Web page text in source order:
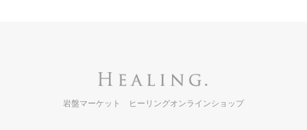
岩盤マーケット ヒーリングオンラインショップ